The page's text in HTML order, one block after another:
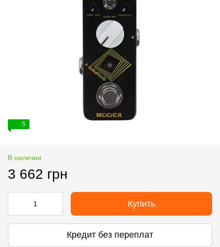
5
В наличии
3 662 грн
Купить
Кредит без переплат